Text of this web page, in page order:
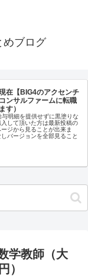
めブログ
在【BIG4のアクセンチ
ンサルファームに転職
す）
明細を提供せずに黒塗りな
して頂いた方は最新投稿の
ジから見ることが出来ま
バージョンを全部見ること
学教師（大
）